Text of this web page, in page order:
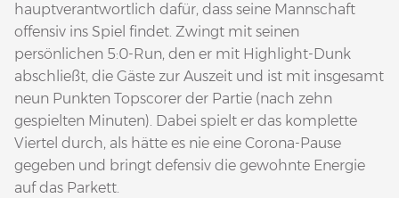
hauptverantwortlich dafür, dass seine Mannschaft
offensiv ins Spiel findet. Zwingt mit seinen
persönlichen 5:0-Run, den er mit Highlight-Dunk
abschließt, die Gäste zur Auszeit und ist mit insgesamt
neun Punkten Topscorer der Partie (nach zehn
gespielten Minuten). Dabei spielt er das komplette
Viertel durch, als hätte es nie eine Corona-Pause
gegeben und bringt defensiv die gewohnte Energie
auf das Parkett.